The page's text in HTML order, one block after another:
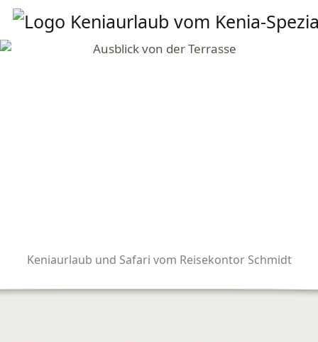
Keniaurlaub und Safari vom Reisekontor Schmidt